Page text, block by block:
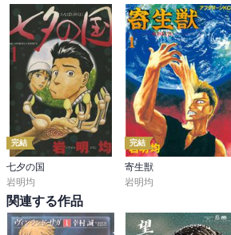
「おれのために言ってる」
こんな言葉を自然に言ってしまう
素直で正直なエウメネスだから
周りの皆は魅了されていくんでしょうね。
このシーンで再び、エウメネスの人柄に
心を鷲掴みされました。
読んだ後も心に残るシーンが入った10巻
完結
七夕の国
岩明均
完結
寄生獣
岩明均
関連する作品